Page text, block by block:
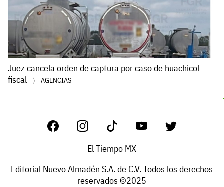
Juez cancela orden de captura por caso de huachicol
fiscal
AGENCIAS
El Tiempo MX
Editorial Nuevo Almadén S.A. de C.V. Todos los derechos
reservados ©2025